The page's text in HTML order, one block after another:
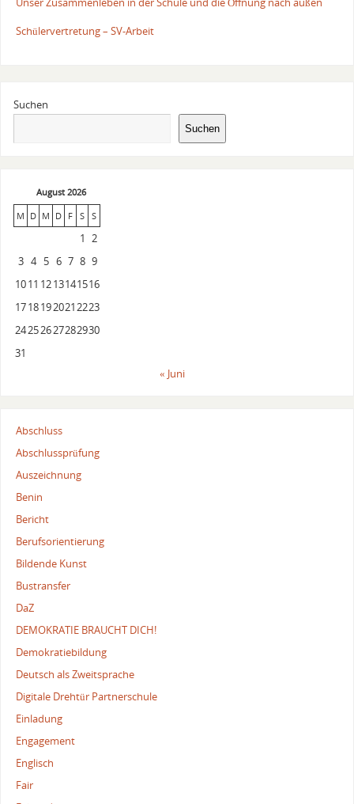
Unser Zusammenleben in der Schule und die Öffnung nach außen
Schülervertretung – SV-Arbeit
Suchen
Suchen
August 2026
M D M D F S S
1 2
3 4 5 6 7 8 9
1011 1213141516
17181920212223
24252627282930
31
« Juni
Abschluss
Abschlussprüfung
Auszeichnung
Benin
Bericht
Berufsorientierung
Bildende Kunst
Bustransfer
DaZ
DEMOKRATIE BRAUCHT DICH!
Demokratiebildung
Deutsch als Zweitsprache
Digitale Drehtür Partnerschule
Einladung
Engagement
Englisch
Fair